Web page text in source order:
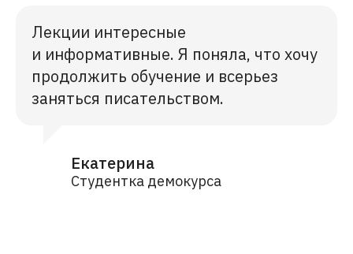
Лекции интересные
и информативные. Я поняла, что хочу
продолжить обучение и всерьез
заняться писательством.
Екатерина
Студентка демокурса